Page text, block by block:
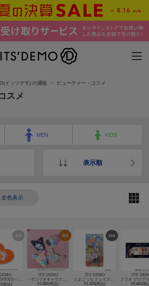
イッツデモ) の通販 ビューティー・コスメ
スメ
MEN KIDS
表示順
全色表示
＜OSAMU GOODS＞ネオンスライドミラー
税込)
ITS' DEMO
＜サンリオキャラクターズ＞スライドミラー／After school memories
¥1,980(税込)
ITS' DEMO
たまごっち フェイス＆アイカラー
¥1,100(税込)
ITS'
¥3,960(税